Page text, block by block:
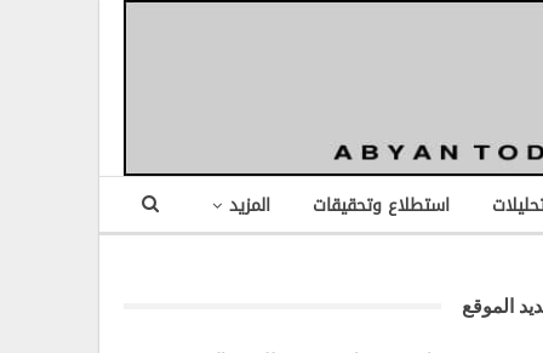
استطلاع وتحقيقات المزيد
الموقع